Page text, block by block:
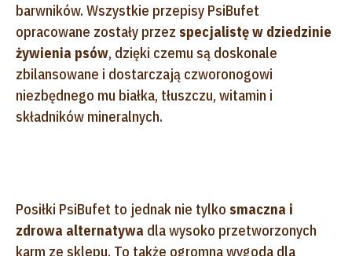
barwników. Wszystkie przepisy PsiBufet
opracowane zostały przez specjalistę w dziedzinie
żywienia psów, dzięki czemu są doskonale
zbilansowane i dostarczają czworonogowi
niezbędnego mu białka, tłuszczu, witamin i
składników mineralnych.
Posiłki PsiBufet to jednak nie tylko smaczna i
zdrowa alternatywa dla wysoko przetworzonych
karm ze sklepu. To także ogromna wygoda dla